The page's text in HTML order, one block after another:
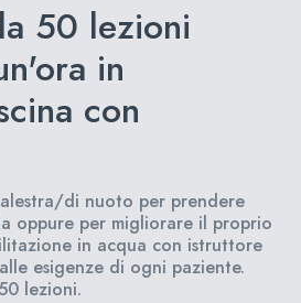
50 lezioni
in
con
di nuoto per prendere
oppure per migliorare il proprio
in acqua con istruttore
esigenze di ogni paziente.
lezioni.